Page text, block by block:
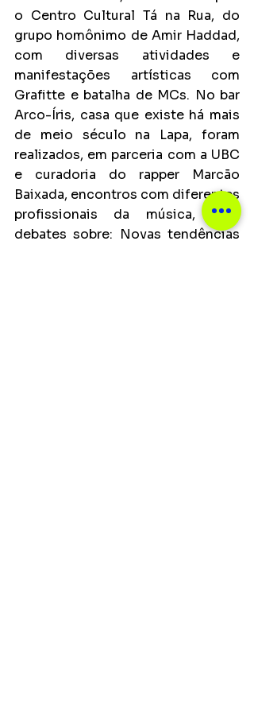
o Centro Cultural Tá na Rua, do
grupo homônimo de Amir Haddad,
com diversas atividades e
manifestações artísticas com
Grafitte e batalha de MCs. No bar
Arco-Íris, casa que existe há mais
de meio século na Lapa, foram
realizados, em parceria com a UBC
e curadoria do rapper Marcão
Baixada, encontros com diferentes
profissionais da música, com
debates sobre: Novas tendências